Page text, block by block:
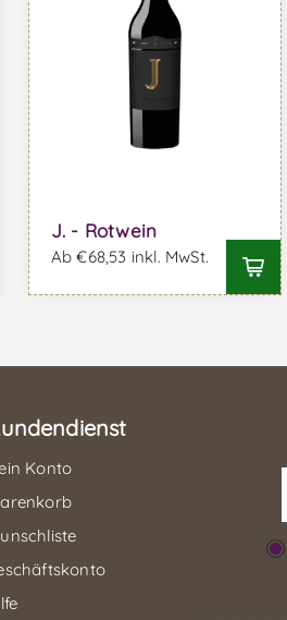
J. - Rotwein
Ab €68,53 inkl. MwSt.
Konto